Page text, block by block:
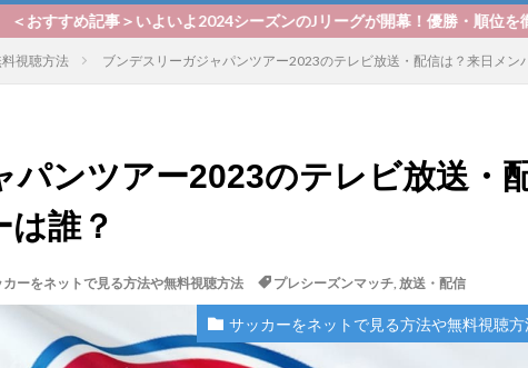
よいよ2024シーズンのJリーグが開幕！優勝・順位を徹底予想！｜最新
視聴方法 ブンデスリーガジャパンツアー2023のテレビ放送・配信は？来日メン
パンツアー2023のテレビ放送・
誰？
カーをネットで見る方法や無料視聴方法 プレシーズンマッチ, 放送・配信
サッカーをネットで見る方法や無料視聴方